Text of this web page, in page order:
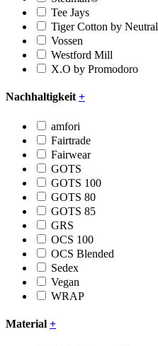
Tee Jays
Tiger Cotton by Neutral
Vossen
Westford Mill
X.O by Promodoro
Nachhaltigkeit +
amfori
Fairtrade
Fairwear
GOTS
GOTS 100
GOTS 80
GOTS 85
GRS
OCS 100
OCS Blended
Sedex
Vegan
WRAP
Material +